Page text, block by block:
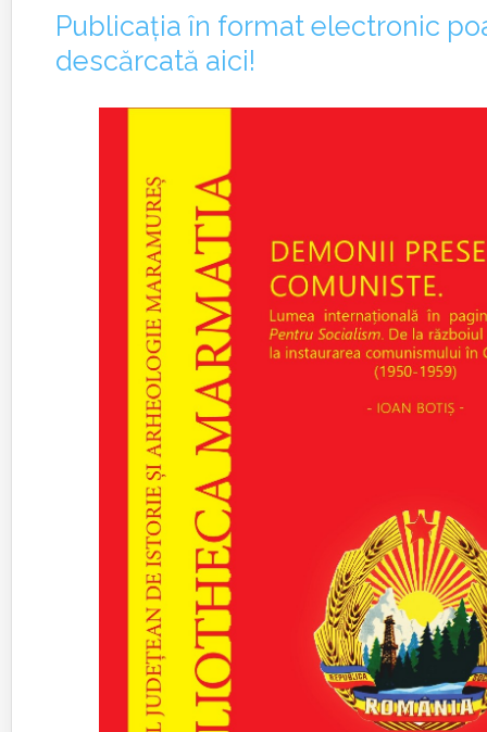
Publicația în format electronic
descărcată aici!